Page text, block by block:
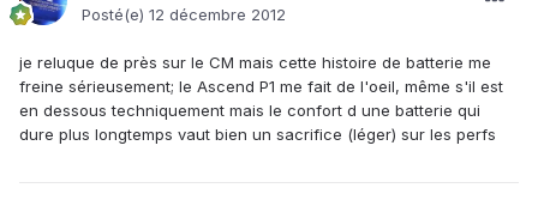
Posté(e) 12 décembre 2012
je reluque de près sur le CM mais cette histoire de batterie me
freine sérieusement; le Ascend P1 me fait de l'oeil, même s'il est
en dessous techniquement mais le confort d une batterie qui
dure plus longtemps vaut bien un sacrifice (léger) sur les perfs